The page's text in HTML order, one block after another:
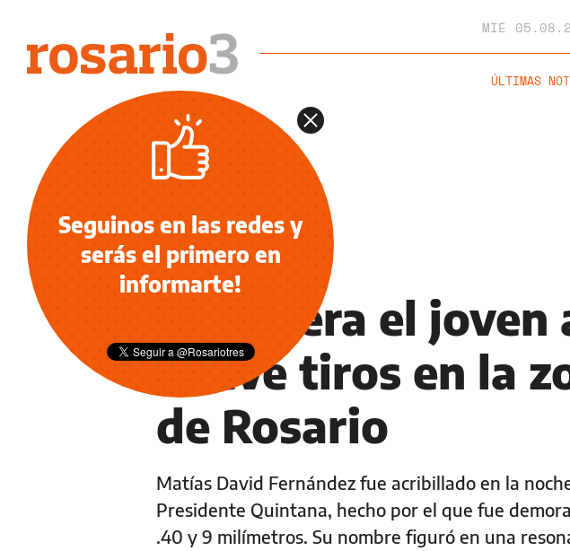
MIÉ
ÚLTIMAS
POLICIALES
Quién era el
nueve tiros en la
de Rosario
Matías David Fernández fue acribillado en la
Presidente Quintana, hecho por el que fue
.40 y 9 milímetros. Su nombre figuró en una
Seguinos en las redes y
serás el primero en
informarte!